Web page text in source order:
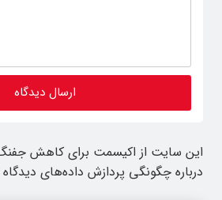
این سایت از اکیسمت برای کاهش
درباره چگونگی پردازش داده‌های